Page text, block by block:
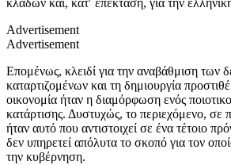
κλάδων και, κατ′ επέκταση, για την
Advertisement
Advertisement
Επομένως, κλειδί για την αναβάθμιση των
καταρτιζομένων και τη δημιουργία
οικονομία ήταν η διαμόρφωση ενός
κατάρτισης. Δυστυχώς, το περιεχόμενο, σε
ήταν αυτό που αντιστοιχεί σε ένα τέτοιο
δεν υπηρετεί απόλυτα το σκοπό για τον
την κυβέρνηση.